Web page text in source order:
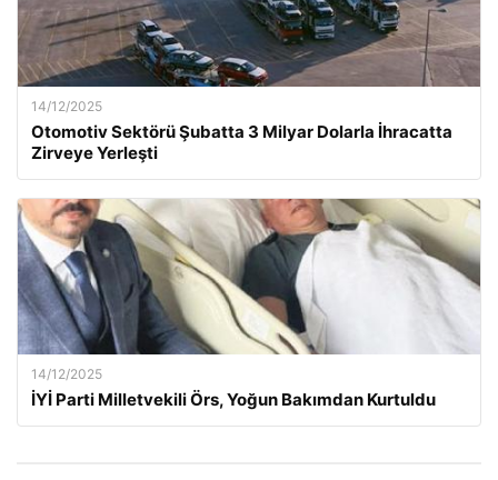
14/12/2025
Otomotiv Sektörü Şubatta 3 Milyar Dolarla İhracatta
Zirveye Yerleşti
14/12/2025
İYİ Parti Milletvekili Örs, Yoğun Bakımdan Kurtuldu